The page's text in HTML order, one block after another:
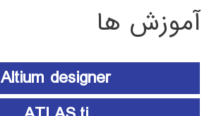
آموزش ها
Altium designer